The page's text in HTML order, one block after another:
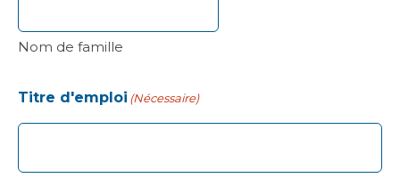
Nom de famille
Titre d'emploi (Nécessaire)